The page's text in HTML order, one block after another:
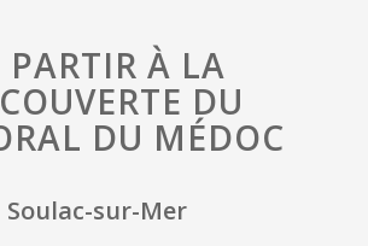
PARTIR À LA
DU
DU MÉDOC
Soulac-sur-Mer